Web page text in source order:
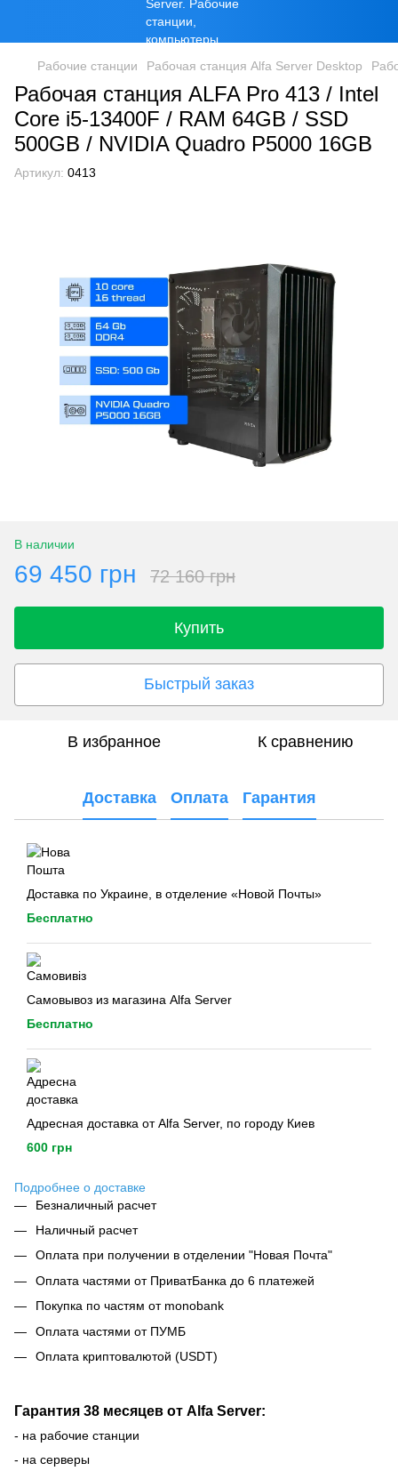
Рабочие станции Рабочая станция Alfa Server Desktop
Рабочая станция ALFA Pro 413 / Intel
Core i5-13400F / RAM 64GB / SSD
500GB / NVIDIA Quadro P5000 16GB
Артикул: 0413
В наличии
69 450 грн 72 160 грн
Купить
Быстрый заказ
В избранное К сравнению
Доставка Оплата Гарантия
Доставка по Украине, в отделение «Новой Почты»
Бесплатно
Самовывоз из магазина Alfa Server
Бесплатно
Адресная доставка от Alfa Server, по городу Киев
600 грн
Подробнее о доставке
Безналичный расчет
Наличный расчет
Оплата при получении в отделении "Новая Почта"
Оплата частями от ПриватБанка до 6 платежей
Покупка по частям от monobank
Оплата частями от ПУМБ
Оплата криптовалютой (USDT)
Гарантия 38 месяцев от Alfa Server:
- на рабочие станции
- на серверы